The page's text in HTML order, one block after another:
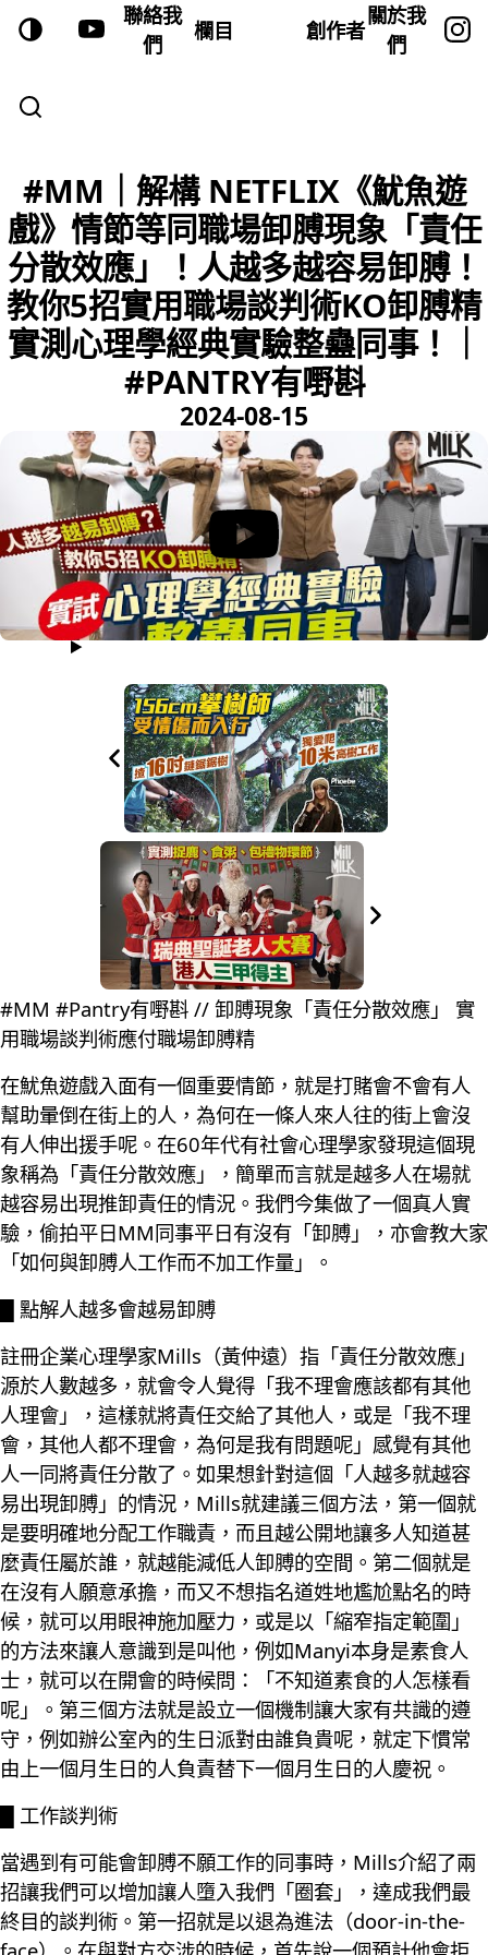
聯絡我
們
欄目 創作者
關於我
們
#MM｜解構 NETFLIX《魷魚遊
戲》情節等同職場卸膊現象「責任
分散效應」！人越多越容易卸膊！
教你5招實用職場談判術KO卸膊精
實測心理學經典實驗整蠱同事！｜
#PANTRY有嘢斟
2024-08-15
#MM #Pantry有嘢斟 // 卸膊現象「責任分散效應」 實
用職場談判術應付職場卸膊精
在魷魚遊戲入面有一個重要情節，就是打賭會不會有人
幫助暈倒在街上的人，為何在一條人來人往的街上會沒
有人伸出援手呢。在60年代有社會心理學家發現這個現
象稱為「責任分散效應」，簡單而言就是越多人在場就
越容易出現推卸責任的情況。我們今集做了一個真人實
驗，偷拍平日MM同事平日有沒有「卸膊」，亦會教大家
「如何與卸膊人工作而不加工作量」。
█ 點解人越多會越易卸膊
註冊企業心理學家Mills（黃仲遠）指「責任分散效應」
源於人數越多，就會令人覺得「我不理會應該都有其他
人理會」，這樣就將責任交給了其他人，或是「我不理
會，其他人都不理會，為何是我有問題呢」感覺有其他
人一同將責任分散了。如果想針對這個「人越多就越容
易出現卸膊」的情況，Mills就建議三個方法，第一個就
是要明確地分配工作職責，而且越公開地讓多人知道甚
麼責任屬於誰，就越能減低人卸膊的空間。第二個就是
在沒有人願意承擔，而又不想指名道姓地尷尬點名的時
候，就可以用眼神施加壓力，或是以「縮窄指定範圍」
的方法來讓人意識到是叫他，例如Manyi本身是素食人
士，就可以在開會的時候問：「不知道素食的人怎樣看
呢」。第三個方法就是設立一個機制讓大家有共識的遵
守，例如辦公室內的生日派對由誰負貴呢，就定下慣常
由上一個月生日的人負責替下一個月生日的人慶祝。
█ 工作談判術
當遇到有可能會卸膊不願工作的同事時，Mills介紹了兩
招讓我們可以增加讓人墮入我們「圈套」，達成我們最
終目的談判術。第一招就是以退為進法（door-in-the-